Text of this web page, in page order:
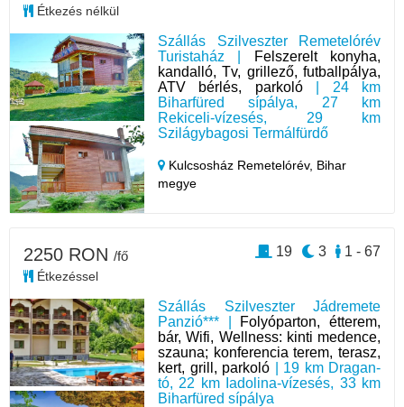
Szállás Szilveszter Remetelórév
Turistaház |
Felszerelt konyha,
kandalló, Tv, grillező, futballpálya,
ATV bérlés, parkoló| 24 km
Biharfüred sípálya, 27 km
Rekiceli-vízesés, 29 km
Szilágybagosi Termálfürdő
Kulcsosház Remetelórév, Bihar
megye
Étkezés nélkül
Szállás Szilveszter Jádremete
Panzió*** | Folyóparton, étterem,
bár, Wifi, Wellness: kinti medence,
szauna; konferencia terem, terasz,
kert, grill, parkoló | 19 km Dragan-
tó, 22 km Iadolina-vízesés, 33 km
Biharfüred sípálya
2250 RON /fő
Étkezéssel
1 - 67
3
19